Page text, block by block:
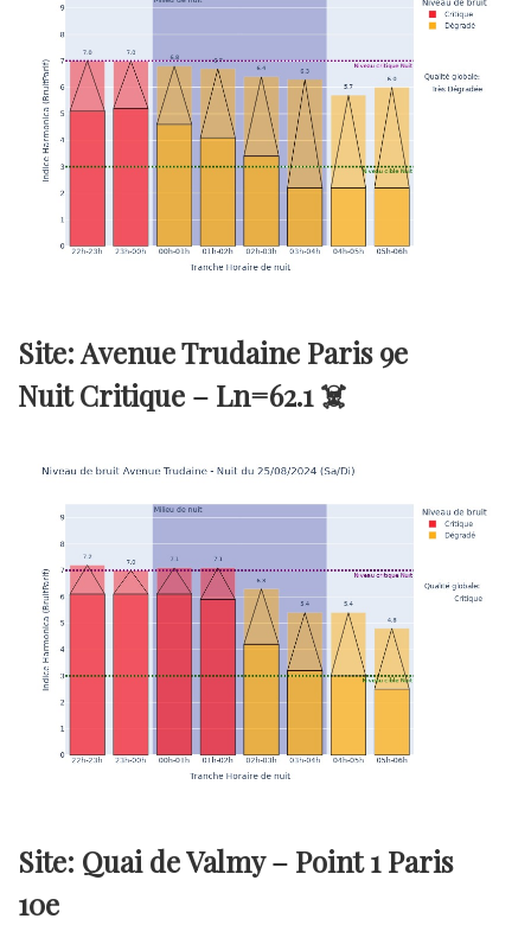
Site: Avenue Trudaine Paris 9e
Nuit Critique – Ln=62.1☠️
Site: Quai de Valmy – Point 1 Paris
10e